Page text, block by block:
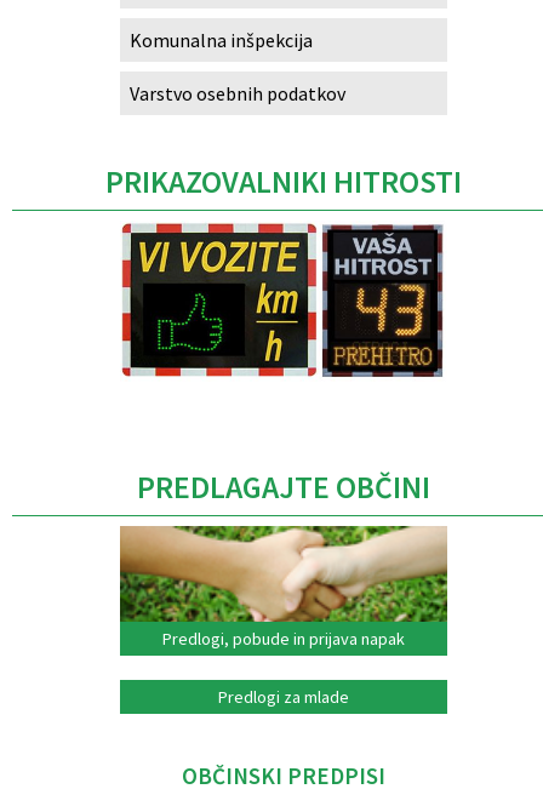
Komunalna inšpekcija
Varstvo osebnih podatkov
PRIKAZOVALNIKI HITROSTI
PREDLAGAJTE OBČINI
Predlogi, pobude in prijava napak
Predlogi za mlade
OBČINSKI PREDPISI